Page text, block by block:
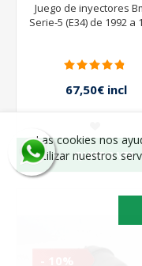
Juego de inyectores
Serie-5 (E34) de 1992 a
67,50€ incl
QUIERO VER
Las cookies nos
utilizar nuestros